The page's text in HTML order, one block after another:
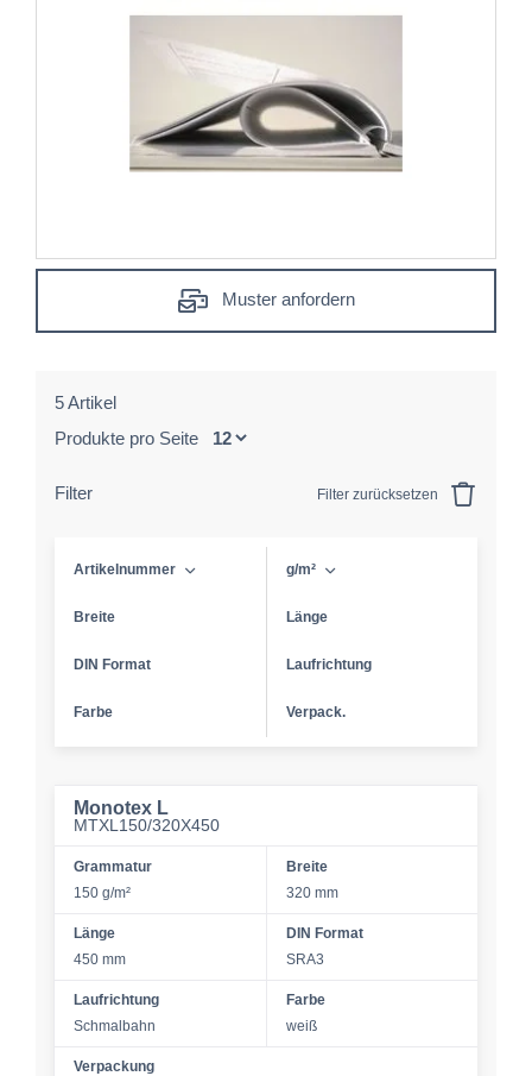
Muster anfordern
5 Artikel
Produkte pro Seite
Filter Filter zurücksetzen
Artikelnummer g/m²
Breite Länge
DIN Format Laufrichtung
Farbe Verpack.
Monotex L
MTXL150/320X450
Grammatur
150 g/m²
Breite
320 mm
Länge
450 mm
DIN Format
SRA3
Laufrichtung
Schmalbahn
Farbe
weiß
Verpackung